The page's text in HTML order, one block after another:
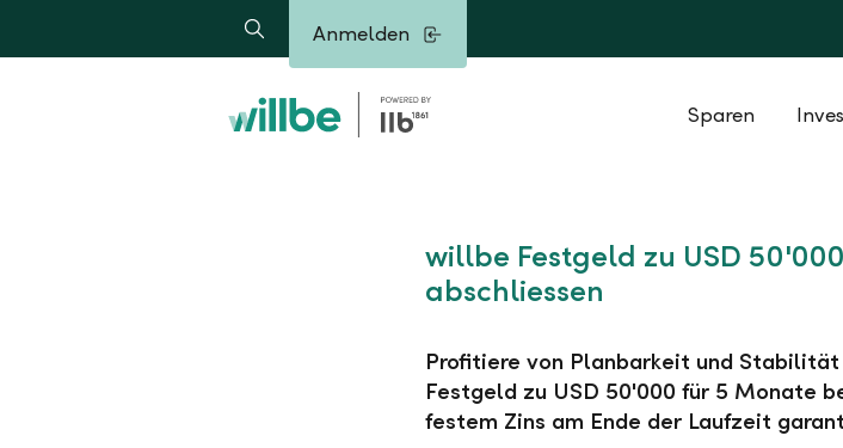
Suche Anmelden
Sparen
willbe Festgeld zu USD
abschliessen
Profitiere von Planbarkeit und Stabilität
Festgeld zu USD 50'000 für 5 Monate
festem Zins am Ende der Laufzeit